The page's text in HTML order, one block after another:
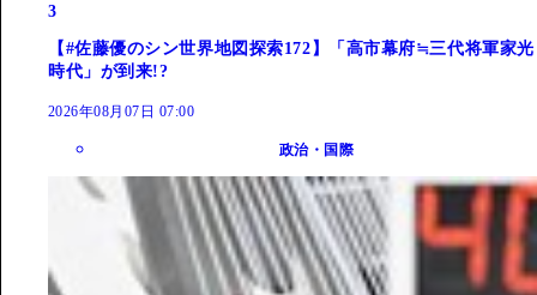
3
【#佐藤優のシン世界地図探索172】「高市幕府≒三代将軍家光
時代」が到来!?
2026年08月07日 07:00
政治・国際